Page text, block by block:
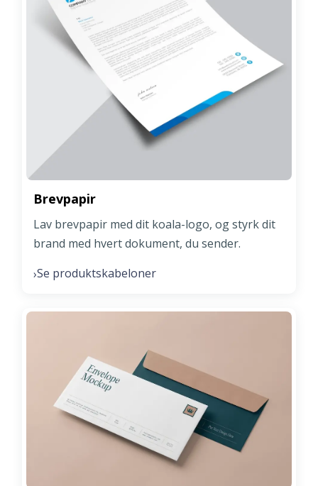
Brevpapir
Lav brevpapir med dit koala-logo, og styrk dit
brand med hvert dokument, du sender.
›Se produktskabeloner